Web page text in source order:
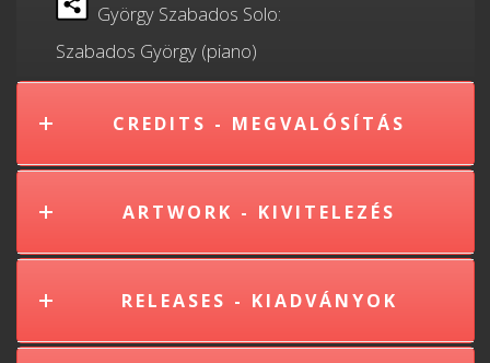
György Szabados Solo:
Szabados György (piano)
CREDITS - MEGVALÓSÍTÁS
ARTWORK - KIVITELEZÉS
RELEASES - KIADVÁNYOK